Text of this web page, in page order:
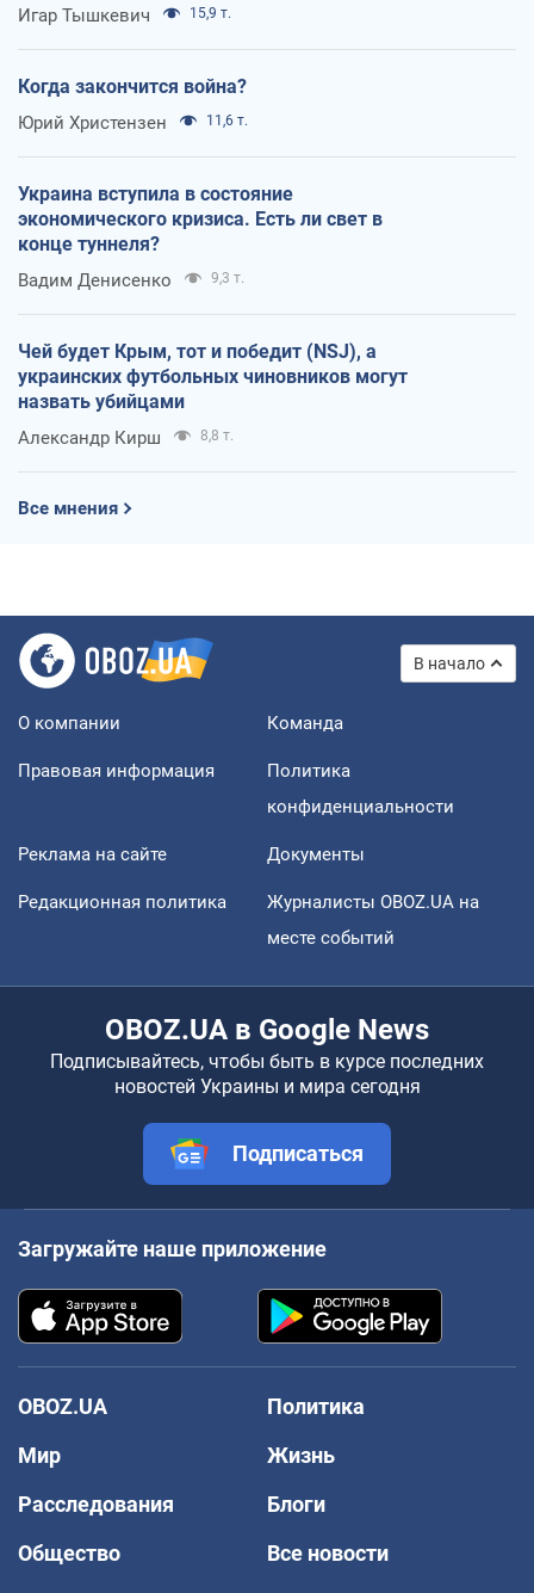
Игар Тышкевич 15,9 т.
Когда закончится война?
Юрий Христензен 11,6 т.
Украина вступила в состояние
экономического кризиса. Есть ли свет в
конце туннеля?
Вадим Денисенко 9,3 т.
Чей будет Крым, тот и победит (NSJ), а
украинских футбольных чиновников могут
назвать убийцами
Александр Кирш 8,8 т.
Все мнения
В начало
О компании Команда
Правовая информация
Политика
конфиденциальности
Реклама на сайте Документы
Редакционная политика
Журналисты OBOZ.UA на
месте событий
OBOZ.UA в Google News
Подписывайтесь, чтобы быть в курсе последних
новостей Украины и мира сегодня
Подписаться
Загружайте наше приложение
OBOZ.UA
Политика
Мир
Жизнь
Расследования
Блоги
Общество
Все новости